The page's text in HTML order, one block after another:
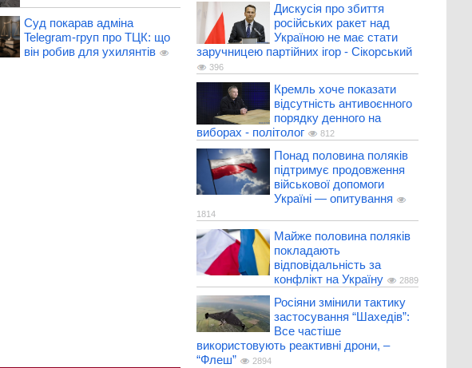
Суд покарав адміна
Telegram-груп про ТЦК: що
він робив для ухилянтів
Дискусія про збиття
російських ракет над
Україною не має стати
заручницею партійних ігор - Сікорський
396
Кремль хоче показати
відсутність антивоєнного
порядку денного на
виборах - політолог
812
Понад половина поляків
підтримує продовження
військової допомоги
Україні — опитування
1814
Майже половина поляків
покладають
відповідальність за
конфлікт на Україну
2889
Росіяни змінили тактику
застосування “Шахедів”:
Все частіше
використовують реактивні дрони, –
“Флеш”
2894